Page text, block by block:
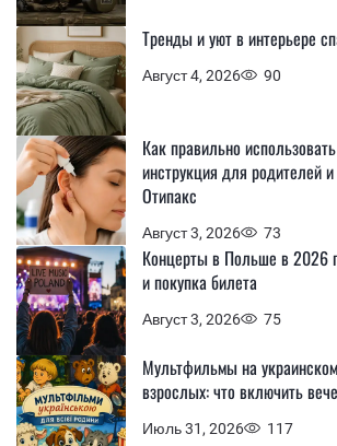
Август 4, 2026 90
Тренды и уют в интерьере
Август 3, 2026 73
Как правильно
инструкция для родителей
Отипакс
Август 3, 2026 75
Концерты в Польше в 2026
и покупка билета
Июль 31, 2026 117
Мультфильмы на
взрослых: что включить